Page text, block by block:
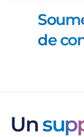
de
Un